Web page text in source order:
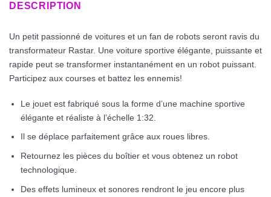
DESCRIPTION
Un petit passionné de voitures et un fan de robots seront ravis du
transformateur Rastar. Une voiture sportive élégante, puissante et
rapide peut se transformer instantanément en un robot puissant.
Participez aux courses et battez les ennemis!
Le jouet est fabriqué sous la forme d’une machine sportive
élégante et réaliste à l’échelle 1:32.
Il se déplace parfaitement grâce aux roues libres.
Retournez les pièces du boîtier et vous obtenez un robot
technologique.
Des effets lumineux et sonores rendront le jeu encore plus